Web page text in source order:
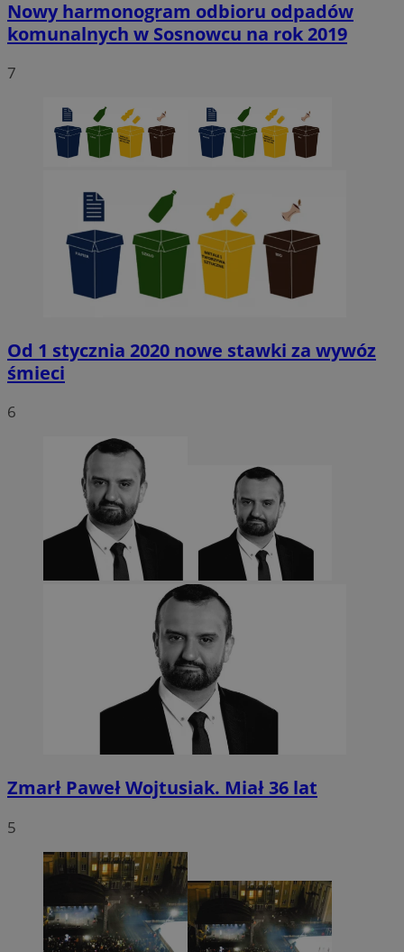
Nowy harmonogram odbioru odpadów
komunalnych w Sosnowcu na rok 2019
7
Od 1 stycznia 2020 nowe stawki za wywóz
śmieci
6
Zmarł Paweł Wojtusiak. Miał 36 lat
5